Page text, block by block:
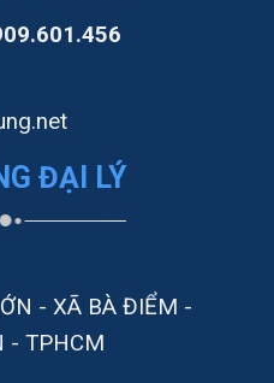
ĐẠI LÝ
- XÃ BÀ ĐIỂM -
- TPHCM